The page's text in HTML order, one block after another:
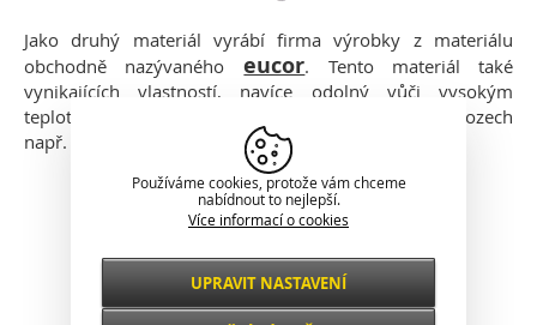
Jako druhý materiál vyrábí firma výrobky z materiálu
obchodně nazývaného
eucor. Tento materiál také
vynikajících vlastností, navíce odolný vůči vysokým
teplotám, je používán výhradně v průmyslových provozech
např. jako otěruvzdorná vložka chránící potrubí.
Používáme cookies, protože vám chceme
nabídnout to nejlepší.
Více informací o cookies
Nezbytné
VŽDY AKTIVNÍ
UPRAVIT NASTAVENÍ